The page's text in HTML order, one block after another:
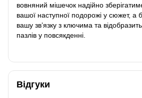
вовняний мішечок надійно
вашої наступної подорожі у сюжет, а
вашу зв’язку з ключима та
пазлів у повсякденні.
Відгуки